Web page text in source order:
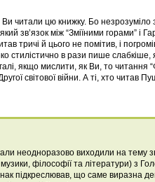
читали цю книжку. Бо незрозуміло
зв’язок між “Зміїними горами” і
тричі й цього не помітив, і
стилістично в рази пише слабкіше,
якщо мислити, як Ви, то читання
світової війни. А ті, хто читав
неодноразово виходили на тему
музики, філософії та літератури) з
підкреслював, що саме виразна